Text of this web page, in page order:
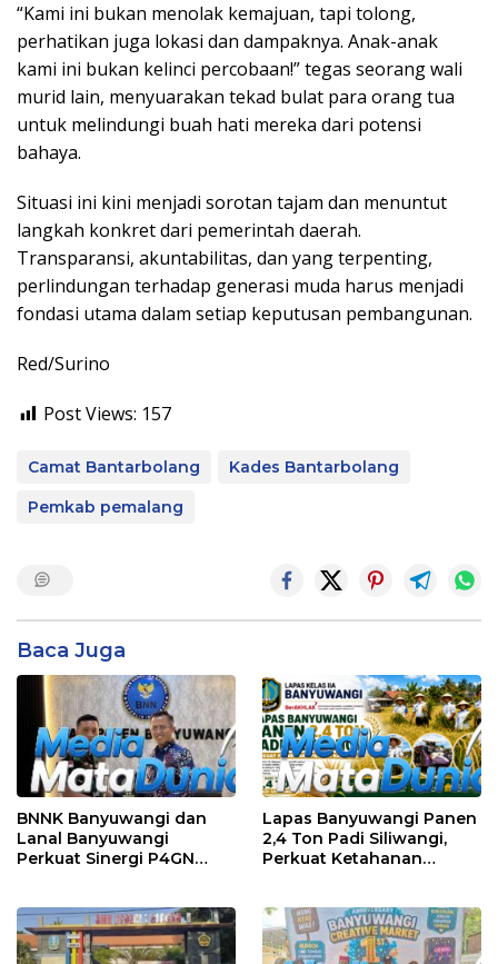
“Kami ini bukan menolak kemajuan, tapi tolong,
perhatikan juga lokasi dan dampaknya. Anak-anak
kami ini bukan kelinci percobaan!” tegas seorang wali
murid lain, menyuarakan tekad bulat para orang tua
untuk melindungi buah hati mereka dari potensi
bahaya.
Situasi ini kini menjadi sorotan tajam dan menuntut
langkah konkret dari pemerintah daerah.
Transparansi, akuntabilitas, dan yang terpenting,
perlindungan terhadap generasi muda harus menjadi
fondasi utama dalam setiap keputusan pembangunan.
Red/Surino
Post Views: 157
Camat Bantarbolang
Kades Bantarbolang
Pemkab pemalang
Baca Juga
BNNK Banyuwangi dan
Lanal Banyuwangi
Perkuat Sinergi P4GN
Lapas Banyuwangi Panen
2,4 Ton Padi Siliwangi,
Perkuat Ketahanan